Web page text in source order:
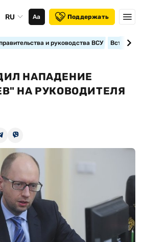
RU Аа Поддержать
и руководства ВСУ
НАПАДЕНИЕ
НА РУКОВОДИТЕЛЯ